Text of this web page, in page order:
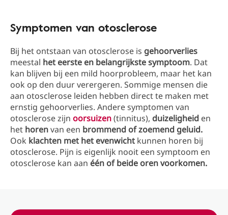
Symptomen van otosclerose
Bij het ontstaan van otosclerose is gehoorverlies
meestal het eerste en belangrijkste symptoom. Dat
kan blijven bij een mild hoorprobleem, maar het kan
ook op den duur verergeren. Sommige mensen die
aan otosclerose leiden hebben direct te maken met
ernstig gehoorverlies. Andere symptomen van
otosclerose zijn oorsuizen(tinnitus), duizeligheid en
het horenvan een brommend of zoemend geluid.
Ook klachten met het evenwicht kunnen horen bij
otosclerose. Pijn is eigenlijk nooit een symptoom en
otosclerose kan aan één of beide oren voorkomen.